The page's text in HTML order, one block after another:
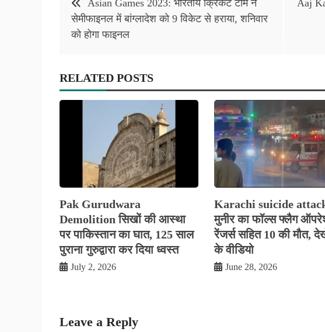
navigation
Asian Games 2023: भारतीय क्रिकेट टीम ने
सेमीफाइनल में बांग्लादेश को 9 विकेट से हराया, शनिवार
को होगा फाइनल
Aaj
RELATED POSTS
Pak Gurudwara
Demolition सिखों की आस्था
पर पाकिस्तान का घात, 125 साल
पुराना गुरुद्वारा कर दिया ध्वस्त
July 2, 2026
Karachi suicide
मुनीर का फॉल्स फ्लैग
रेंजर्स सहित 10 की मौत,
के वीडियो
June 28, 2026
Leave a Reply